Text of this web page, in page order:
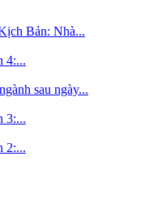
Bản: Nhà...
4:...
sau ngày...
3:...
2:...